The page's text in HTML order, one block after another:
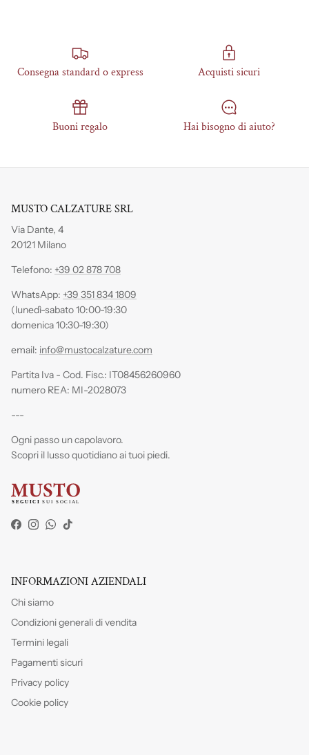
Consegna standard o express Acquisti sicuri
Buoni regalo Hai bisogno di aiuto?
MUSTO CALZATURE SRL
Via Dante, 4
20121 Milano
Telefono: +39 02 878 708
WhatsApp: +39 351 834 1809
(lunedì-sabato 10:00-19:30
domenica 10:30-19:30)
email: info@mustocalzature.com
Partita Iva - Cod. Fisc.: IT08456260960
numero REA: MI-2028073
---
Ogni passo un capolavoro.
Scopri il lusso quotidiano ai tuoi piedi.
Facebook
Instagram
WhatsApp
TikTok
INFORMAZIONI AZIENDALI
Chi siamo
Condizioni generali di vendita
Termini legali
Pagamenti sicuri
Privacy policy
Cookie policy